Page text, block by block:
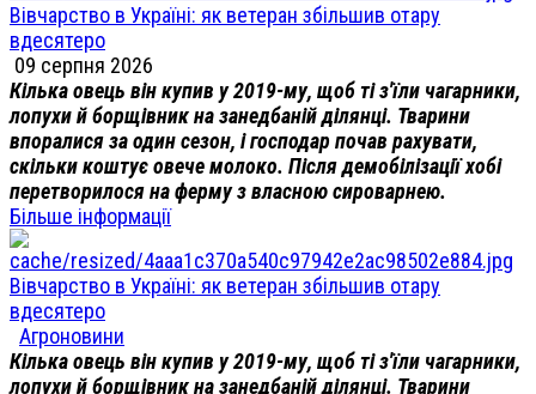
Вівчарство в Україні: як ветеран збільшив отару
вдесятеро
09 серпня 2026
Кілька овець він купив у 2019-му, щоб ті з'їли чагарники,
лопухи й борщівник на занедбаній ділянці. Тварини
впоралися за один сезон, і господар почав рахувати,
скільки коштує овече молоко. Після демобілізації хобі
перетворилося на ферму з власною сироварнею.
Більше інформації
Вівчарство в Україні: як ветеран збільшив отару
вдесятеро
Агроновини
Кілька овець він купив у 2019-му, щоб ті з'їли чагарники,
лопухи й борщівник на занедбаній ділянці. Тварини